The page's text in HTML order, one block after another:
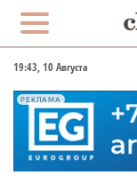
19:43, 10 Августа
РЕКЛАМА